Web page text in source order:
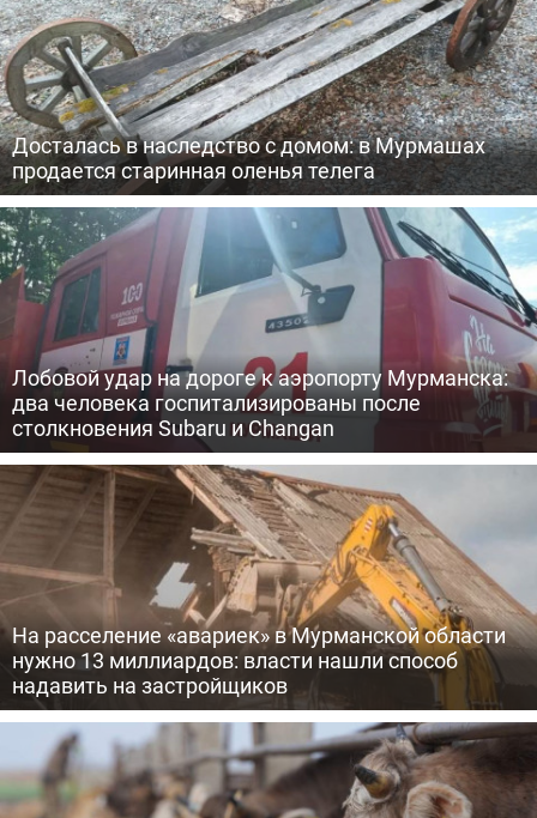
Досталась в наследство с домом: в Мурмашах
продается старинная оленья телега
Лобовой удар на дороге к аэропорту Мурманска:
два человека госпитализированы после
столкновения Subaru и Changan
На расселение «авариек» в Мурманской области
нужно 13 миллиардов: власти нашли способ
надавить на застройщиков